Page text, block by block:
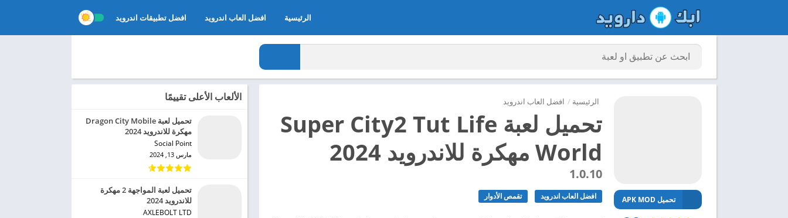
الرئيسية افضل العاب اندرويد افضل تطبيقات اندرويد
الرئيسية / افضل العاب اندرويد
تحميل لعبة Super City2 Tut Life
World مهكرة للاندرويد 2024
1.0.10
افضل العاب اندرويد تقمص الأدوار تحميل APK MOD
الألعاب الأعلى تقييمًا
تحميل لعبة Dragon City Mobile
مهكرة للاندرويد 2024
Social Point‏
مارس 13, 2024
تحميل لعبة المواجهة 2 مهكرة
للاندرويد 2024
AXLEBOLT LTD‏